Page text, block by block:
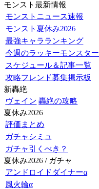
モンスト最新情報
モンストニュース速報
モンスト夏休み2026
最強キャラランキング
今週のラッキーモンスター
スケジュール＆記事一覧
攻略フレンド募集掲示板
新轟絶
ヴェイン 轟絶の攻略
夏休み2026
評価まとめ
ガチャシミュ
ガチャ引くべき？
夏休み2026 / ガチャ
アンドロイドダイナーα
風火輪α